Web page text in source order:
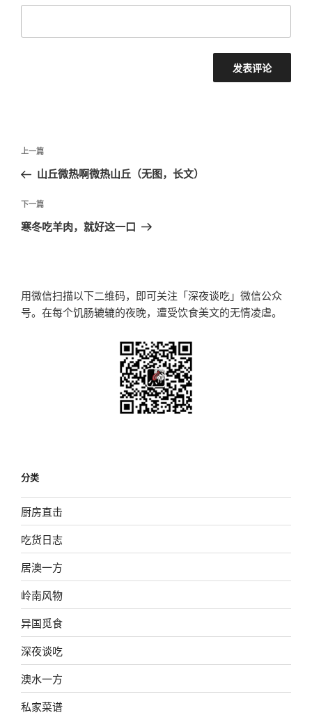
文
导
航
上
一
文
章
上一篇
山丘微热啊微热山丘（无图，长文）
下
一
下一篇
寒冬吃羊肉，就好这一口
用微信扫描以下二维码，即可关注「深夜谈吃」微信公众
号。在每个饥肠辘辘的夜晚，遭受饮食美文的无情凌虐。
分类
厨房直击
吃货日志
居澳一方
岭南风物
异国觅食
深夜谈吃
澳水一方
私家菜谱